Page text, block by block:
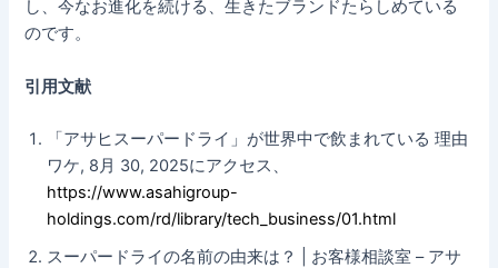
し、今なお進化を続ける、生きたブランドたらしめている
のです。
引用文献
「アサヒスーパードライ」が世界中で飲まれている 理由
ワケ, 8月 30, 2025にアクセス、
https://www.asahigroup-
holdings.com/rd/library/tech_business/01.html
スーパードライの名前の由来は？ | お客様相談室 – アサ